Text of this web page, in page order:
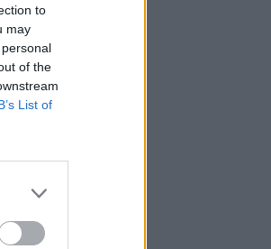
to
may
of the
List of